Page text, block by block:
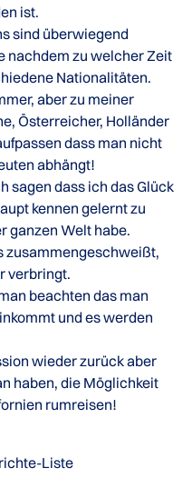
ist.
sind überwiegend
nachdem zu welcher Zeit
Nationalitäten.
aber zu meiner
Österreicher, Holländer
dass man nicht
abhängt!
sagen dass ich das Glück
kennen gelernt zu
ganzen Welt habe.
zusammengeschweißt,
verbringt.
beachten das man
und es werden
wieder zurück aber
haben, die Möglichkeit
rumreisen!
Liste